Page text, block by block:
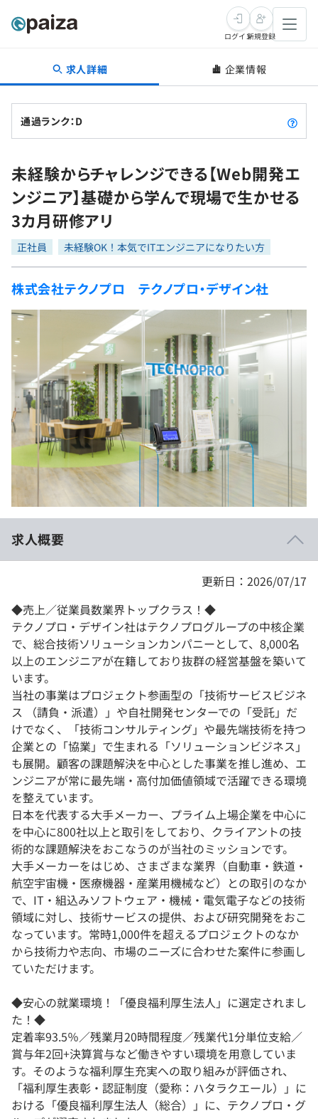
転職・キャリア
転職成功ガイド
転職エージェント
インタビュー
転職成功ガイド
新卒就活
求人検索
本選考
インターン
新卒エージェント
インタビュー
就活成功ガイド
学習
問題集
4択課題
ナレッジ
リファレンス
プラン
個人向けプラン
法人向けプラン
学校向けプラン
契約内容・クーポン
プログラミング言語
評価結果一覧
再チャレンジ結果一覧
ゲーム・マンガ
Tech Team Journal
note
paizaとは？
ログイン新規登録
求人詳細 企業情報
通過ランク：D
未経験からチャレンジできる【Web開発エ
ンジニア】基礎から学んで現場で生かせる
3カ月研修アリ
正社員 未経験OK！本気でITエンジニアになりたい方
株式会社テクノプロ テクノプロ・デザイン社
求人概要
更新日：2026/07/17
◆売上／従業員数業界トップクラス！◆
テクノプロ・デザイン社はテクノプログループの中核企業
で、総合技術ソリューションカンパニーとして、8,000名
以上のエンジニアが在籍しており抜群の経営基盤を築いて
います。
当社の事業はプロジェクト参画型の「技術サービスビジネ
ス （請負・派遣）」や自社開発センターでの「受託」だ
けでなく、「技術コンサルティング」や最先端技術を持つ
企業との「協業」で生まれる「ソリューションビジネス」
も展開。顧客の課題解決を中心とした事業を推し進め、エ
ンジニアが常に最先端・高付加価値領域で活躍できる環境
を整えています。
日本を代表する大手メーカー、プライム上場企業を中心に
を中心に800社以上と取引をしており、クライアントの技
術的な課題解決をおこなうのが当社のミッションです。
大手メーカーをはじめ、さまざまな業界（自動車・鉄道・
航空宇宙機・医療機器・産業用機械など）との取引のなか
で、IT・組込みソフトウェア・機械・電気電子などの技術
領域に対し、技術サービスの提供、および研究開発をおこ
なっています。常時1,000件を超えるプロジェクトのなか
から技術力や志向、市場のニーズに合わせた案件に参画し
ていただけます。
◆安心の就業環境！「優良福利厚生法人」に選定されまし
た！◆
定着率93.5％／残業月20時間程度／残業代1分単位支給／
賞与年2回+決算賞与など働きやすい環境を用意していま
す。そのような福利厚生充実への取り組みが評価され、
「福利厚生表彰・認証制度（愛称：ハタラクエール）」に
おける「優良福利厚生法人（総合）」に、テクノプロ・グ